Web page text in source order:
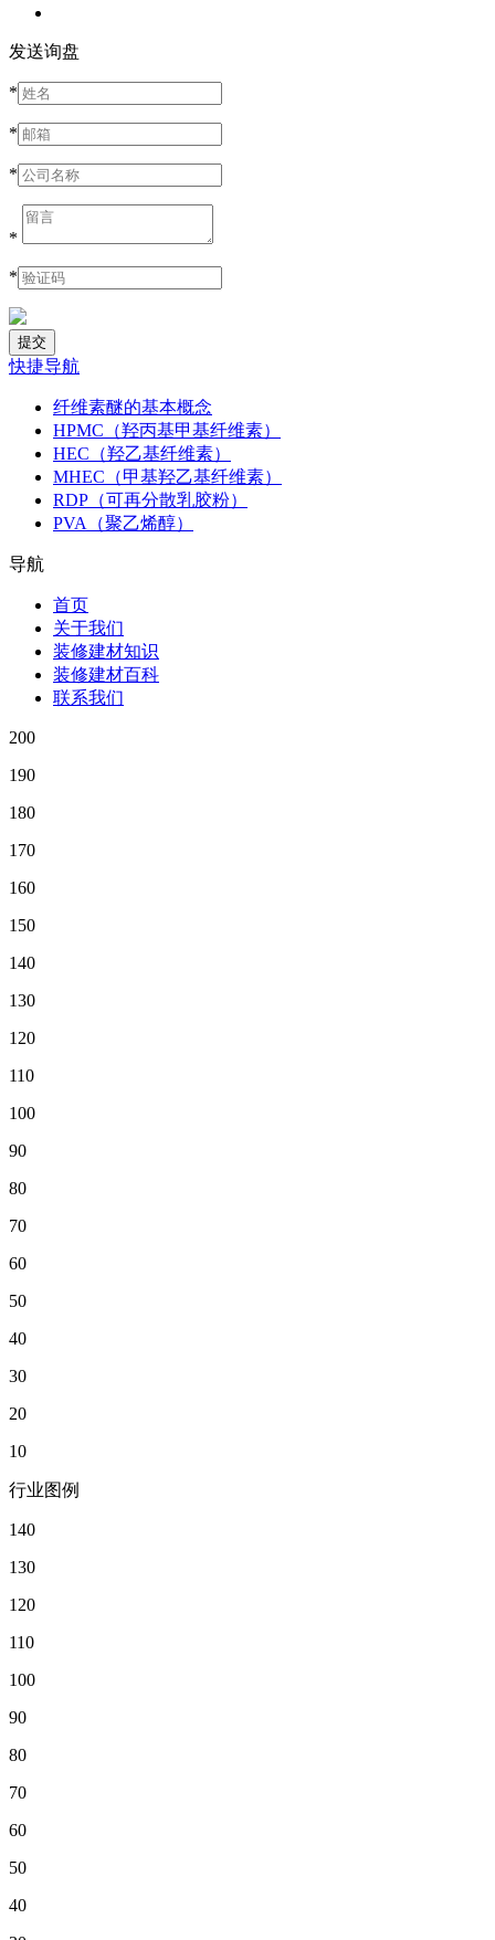
发送询盘
*
*
*
*
*
快捷导航
纤维素醚的基本概念
HPMC（羟丙基甲基纤维素）
HEC（羟乙基纤维素）
MHEC（甲基羟乙基纤维素）
RDP（可再分散乳胶粉）
PVA（聚乙烯醇）
导航
首页
关于我们
装修建材知识
装修建材百科
联系我们
200
190
180
170
160
150
140
130
120
110
100
90
80
70
60
50
40
30
20
10
行业图例
140
130
120
110
100
90
80
70
60
50
40